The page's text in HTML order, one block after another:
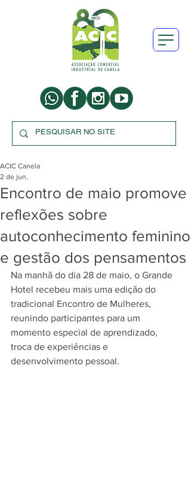
Encontro de maio promove
reflexões sobre
autoconhecimento feminino
e gestão dos pensamentos
ACIC Canela
2 de jun.
Na manhã do dia 28 de maio, o Grande
Hotel recebeu mais uma edição do
tradicional Encontro de Mulheres,
reunindo participantes para um
momento especial de aprendizado,
troca de experiências e
desenvolvimento pessoal.